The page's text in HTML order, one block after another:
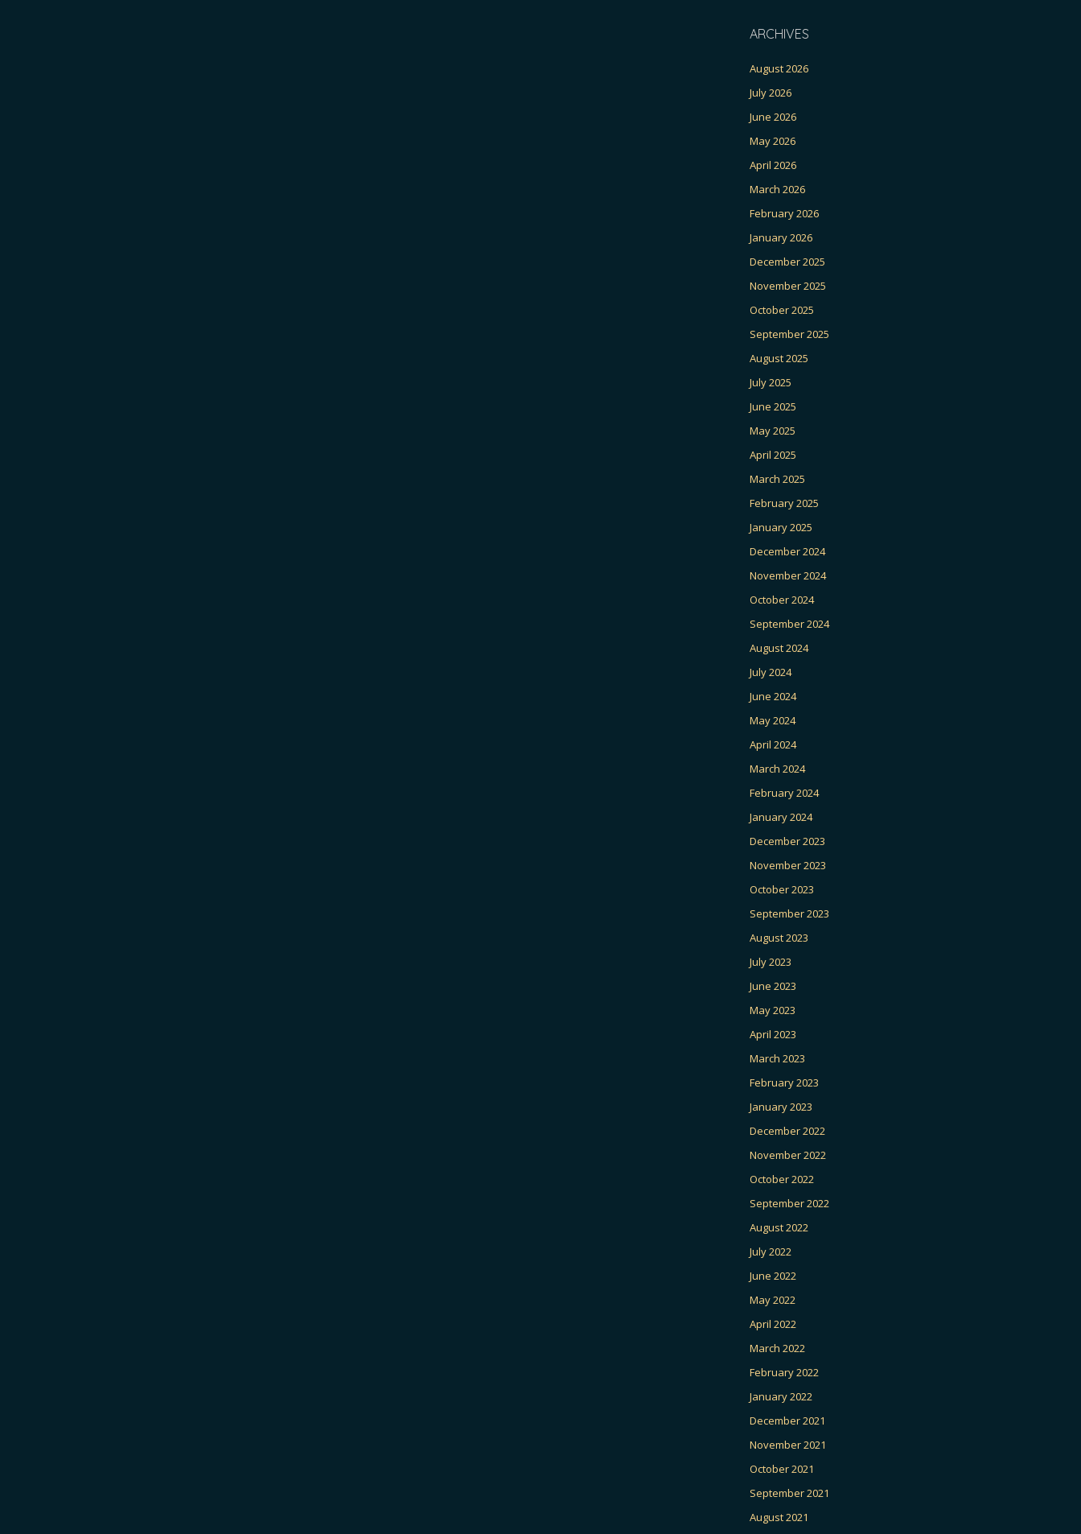
ARCHIVES
August 2026
July 2026
June 2026
May 2026
April 2026
March 2026
February 2026
January 2026
December 2025
November 2025
October 2025
September 2025
August 2025
July 2025
June 2025
May 2025
April 2025
March 2025
February 2025
January 2025
December 2024
November 2024
October 2024
September 2024
August 2024
July 2024
June 2024
May 2024
April 2024
March 2024
February 2024
January 2024
December 2023
November 2023
October 2023
September 2023
August 2023
July 2023
June 2023
May 2023
April 2023
March 2023
February 2023
January 2023
December 2022
November 2022
October 2022
September 2022
August 2022
July 2022
June 2022
May 2022
April 2022
March 2022
February 2022
January 2022
December 2021
November 2021
October 2021
September 2021
August 2021